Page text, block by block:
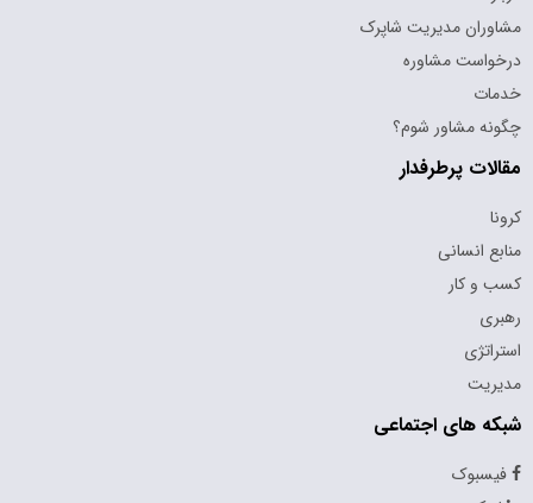
مشاوران مدیریت شاپرک
درخواست مشاوره
خدمات
چگونه مشاور شوم؟
مقالات پرطرفدار
کرونا
منابع انسانی
کسب و کار
رهبری
استراتژی
مدیریت
شبکه های اجتماعی
فیسبوک